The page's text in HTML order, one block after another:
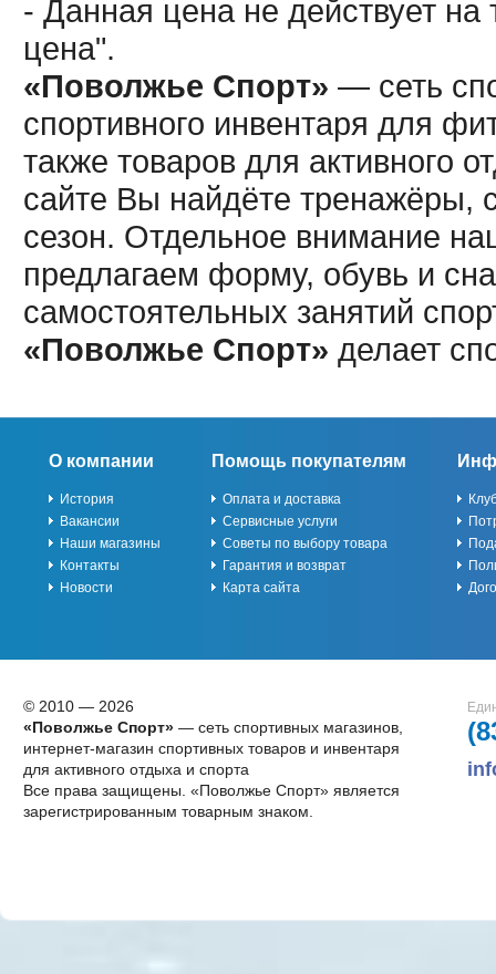
- Данная цена не действует
цена".
«Поволжье Спорт» — сеть
спортивного инвентаря для
также товаров для активного
сайте Вы найдёте тренажёры,
сезон. Отдельное внимание
предлагаем форму, обувь и
самостоятельных занятий
«Поволжье Спорт» делает
О компании
История
Вакансии
Наши магазины
Контакты
Новости
Помощь покупателям
Оплата и доставка
Сервисные услуги
Советы по выбору товара
Гарантия и возврат
Карта сайта
© 2010 — 2026
«Поволжье Спорт»— сеть спортивных магазинов,
интернет-магазин спортивных товаров и инвентаря
для активного отдыха и спорта
Все права защищены. «Поволжье Спорт» является
зарегистрированным товарным знаком.